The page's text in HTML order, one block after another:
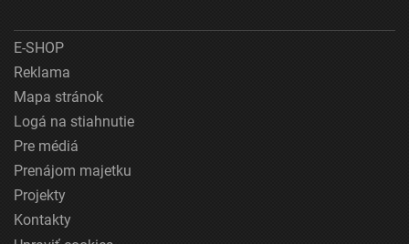
E-SHOP
Reklama
Mapa stránok
Logá na stiahnutie
Pre médiá
Prenájom majetku
Projekty
Kontakty